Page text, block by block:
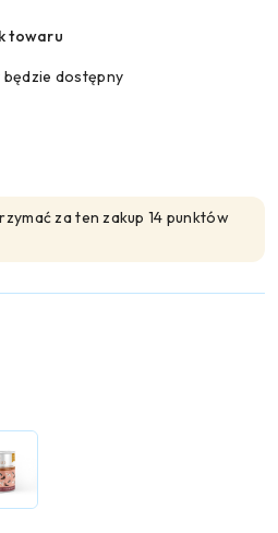
towaru
dostępny
za ten zakup 14 punktów